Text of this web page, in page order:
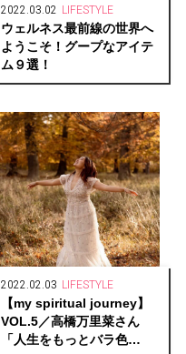
2022.03.02 LIFESTYLE
ウェルネス最前線の世界へ
ようこそ！グープなアイテ
ム９選！
2022.02.03 LIFESTYLE
【my spiritual journey】
VOL.5／高橋万里菜さん
「人生をもっとバラ色